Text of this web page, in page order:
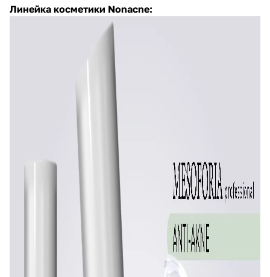
Линейка косметики Nonacne: